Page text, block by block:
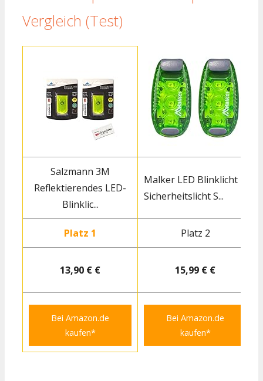
Vergleich (Test)
Salzmann 3M
Reflektierendes LED-
Blinklic...
Malker LED Blinklicht
Sicherheitslicht S...
Platz 1 Platz 2
13,90 € € 15,99 € €
Bei Amazon.de
kaufen*
Bei Amazon.de
kaufen*